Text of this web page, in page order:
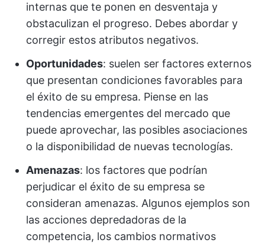
internas que te ponen en desventaja y
obstaculizan el progreso. Debes abordar y
corregir estos atributos negativos.
Oportunidades: suelen ser factores externos
que presentan condiciones favorables para
el éxito de su empresa. Piense en las
tendencias emergentes del mercado que
puede aprovechar, las posibles asociaciones
o la disponibilidad de nuevas tecnologías.
Amenazas: los factores que podrían
perjudicar el éxito de su empresa se
consideran amenazas. Algunos ejemplos son
las acciones depredadoras de la
competencia, los cambios normativos